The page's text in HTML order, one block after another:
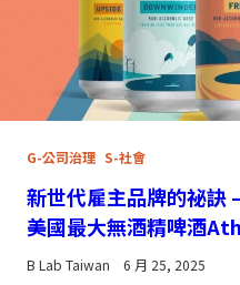
G-公司治理 S-社會
新世代雇主品牌的祕訣
美國最大無酒精啤酒
B Lab Taiwan 6 月 25, 2025